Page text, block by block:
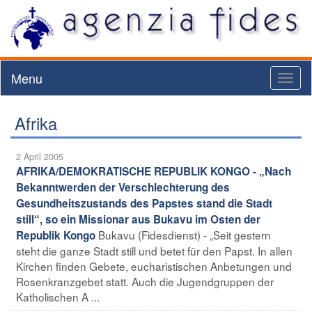
Menu
Afrika
2 April 2005
AFRIKA/DEMOKRATISCHE REPUBLIK KONGO - „Nach
Bekanntwerden der Verschlechterung des
Gesundheitszustands des Papstes stand die Stadt
still“, so ein Missionar aus Bukavu im Osten der
Republik Kongo Bukavu (Fidesdienst) - „Seit gestern
steht die ganze Stadt still und betet für den Papst. In allen
Kirchen finden Gebete, eucharistischen Anbetungen und
Rosenkranzgebet statt. Auch die Jugendgruppen der
Katholischen A ...